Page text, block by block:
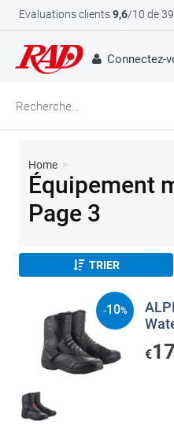
Evaluations clients9,6/10 de
Connectez-
Home >
Équipement
Page 3
TRIER
€
-10%